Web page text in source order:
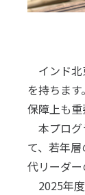
インド北
を持ちま
保障上も重
本プログ
て、若年
代リーダー
2025年